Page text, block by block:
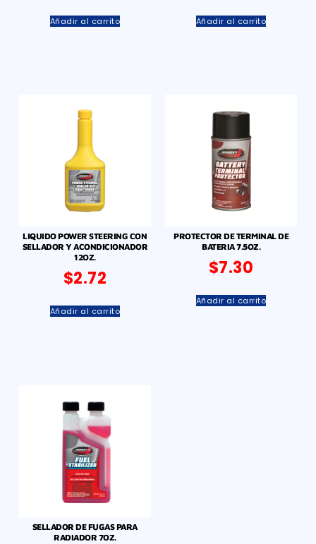
Añadir al carrito Añadir al carrito
LIQUIDO POWER STEERING CON
SELLADOR Y ACONDICIONADOR
12OZ.
$2.72
Añadir al carrito
PROTECTOR DE TERMINAL DE
BATERIA 7.5OZ.
$7.30
Añadir al carrito
SELLADOR DE FUGAS PARA
RADIADOR 7OZ.